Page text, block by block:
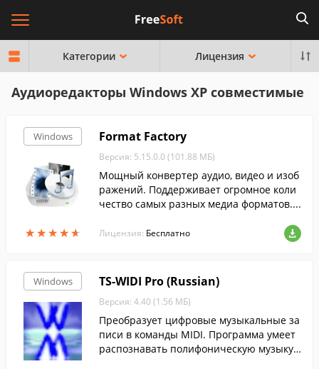
Категории Лицензия
Аудиоредакторы Windows XP совместимые
Windows
★★★★★
★★★★★
Format Factory
Версия: 5.15.0.0 (101.88 МБ)
Мощный конвертер аудио, видео и изоб
ражений. Поддерживает огромное коли
чество самых разных медиа форматов....
Лицензия: Бесплатно
Windows TS-WIDI Pro (Russian)
Версия: 4.40 (1.56 МБ)
Преобразует цифровые музыкальные за
писи в команды MIDI. Программа умеет
распознавать полифоническую музыку,